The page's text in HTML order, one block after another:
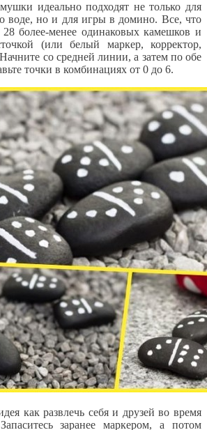
идеально подходят не только для
воде, но и для игры в домино. Все, что
более-менее одинаковых камешков и
(или белый маркер, корректор,
со средней линии, а затем по обе
точки в комбинациях от 0 до 6.
как развлечь себя и друзей во время
заранее маркером, а потом